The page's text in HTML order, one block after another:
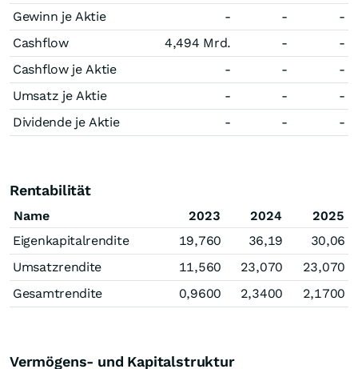
Gewinn je Aktie
- -
-
Cashflow
4,494 Mrd. -
-
Cashflow je Aktie
- -
-
Umsatz je Aktie
- -
-
Dividende je Aktie
- - -
Rentabilität
Name 2023 2024
2025
Eigenkapitalrendite
19,760 36,19
30,06
Umsatzrendite
11,560 23,070
23,070
Gesamtrendite
0,9600 2,3400 2,1700
Vermögens- und Kapitalstruktur